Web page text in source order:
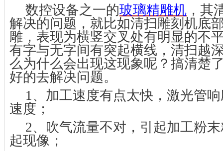
数控设备之一的玻璃精雕机 ，其
解决的问题，就比如清扫雕刻机底
雕，表现为横竖交叉处有明显的不
有字与无字间有突起横线，清扫越
么为什么会出现这现象呢？搞清楚
好的去解决问题。
1、加工速度有点太快，激光管
速度；
2、吹气流量不对，引起加工粉
起现像；